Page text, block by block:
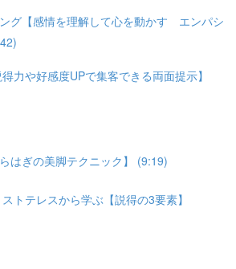
グ【感情を理解して心を動かす エンパシ
力や好感度UPで集客できる両面提示】
はぎの美脚テクニック】 (9:19)
トテレスから学ぶ【説得の3要素】